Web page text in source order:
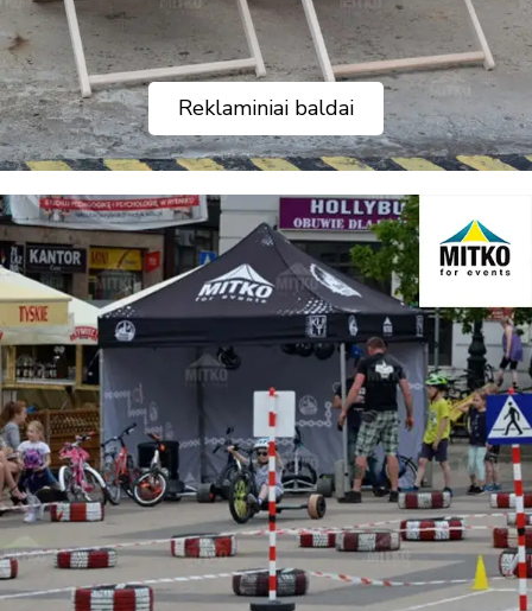
Reklaminiai baldai